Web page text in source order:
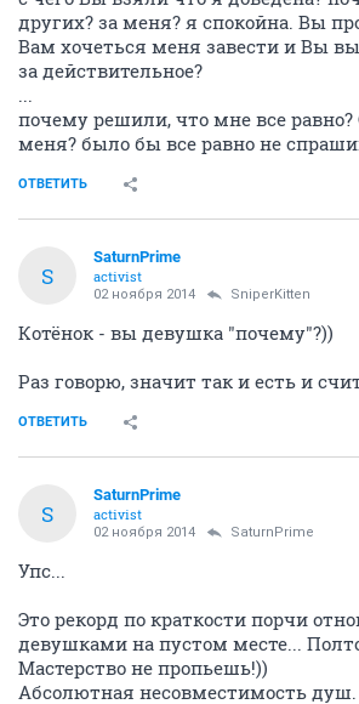
других? за меня? я спокойна. Вы
Вам хочеться меня завести и Вы
за действительное?
...
почему решили, что мне все
меня? было бы все равно не
ОТВЕТИТЬ
S
SaturnPrime
activist
02 ноября 2014 SniperKitten
Котёнок - вы девушка "почему"?))
Раз говорю, значит так и есть и
ОТВЕТИТЬ
S
SaturnPrime
activist
02 ноября 2014 SaturnPrime
Упс...
Это рекорд по краткости порчи
девушками на пустом месте...
Мастерство не пропьешь!))
Абсолютная несовместимость душ.